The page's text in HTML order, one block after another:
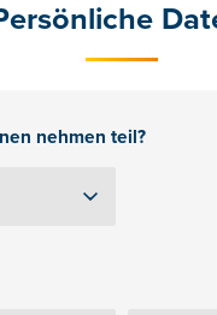
nehmen teil?